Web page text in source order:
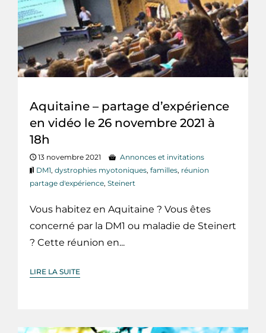
Aquitaine – partage d’expérience
en vidéo le 26 novembre 2021 à
18h
13 novembre 2021
Annonces et invitations
DM1, dystrophies myotoniques, familles, réunion
partage d'expérience, Steinert
Vous habitez en Aquitaine ? Vous êtes
concerné par la DM1 ou maladie de Steinert
? Cette réunion en...
LIRE LA SUITE